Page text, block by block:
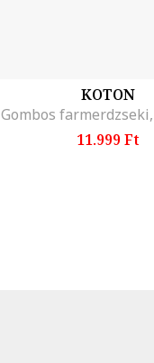
KOTON
Gombos
11.999 Ft